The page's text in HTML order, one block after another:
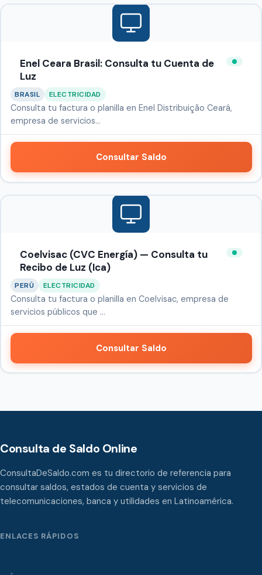
Enel Ceara Brasil: Consulta tu Cuenta de
Luz
BRASIL ELECTRICIDAD
Consulta tu factura o planilla en Enel Distribuição Ceará,
empresa de servicios…
Consultar Saldo
Coelvisac (CVC Energía) — Consulta tu
Recibo de Luz (Ica)
PERÚ ELECTRICIDAD
Consulta tu factura o planilla en Coelvisac, empresa de
servicios públicos que …
Consultar Saldo
Consulta de Saldo Online
ConsultaDeSaldo.com es tu directorio de referencia para
consultar saldos, estados de cuenta y servicios de
telecomunicaciones, banca y utilidades en Latinoamérica.
ENLACES RÁPIDOS